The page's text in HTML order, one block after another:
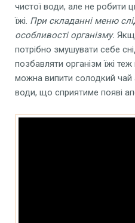
чистої води, але не робити
їжі. При складанні меню
особливості організму.
потрібно змушувати себе
позбавляти організм їжі
можна випити солодкий чай
води, що сприятиме появі